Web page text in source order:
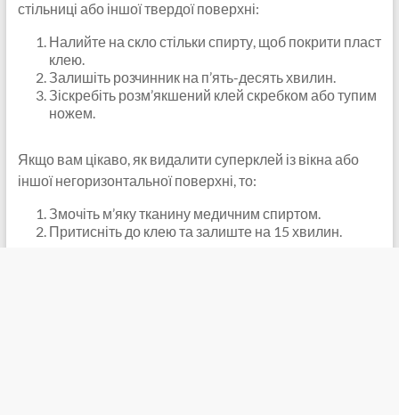
стільниці або іншої твердої поверхні:
Налийте на скло стільки спирту, щоб покрити пласт
клею.
Залишіть розчинник на п’ять-десять хвилин.
Зіскребіть розм’якшений клей скребком або тупим
ножем.
Якщо вам цікаво, як видалити суперклей із вікна або
іншої негоризонтальної поверхні, то:
Змочіть м’яку тканину медичним спиртом.
Притисніть до клею та залиште на 15 хвилин.